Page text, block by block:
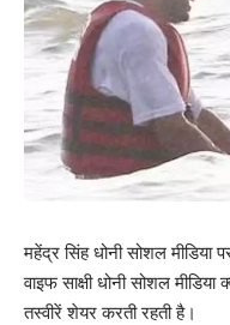
महेंद्र सिंह धोनी सोशल
वाइफ साक्षी धोनी सोशल
तस्वीरें शेयर करती रहती है।